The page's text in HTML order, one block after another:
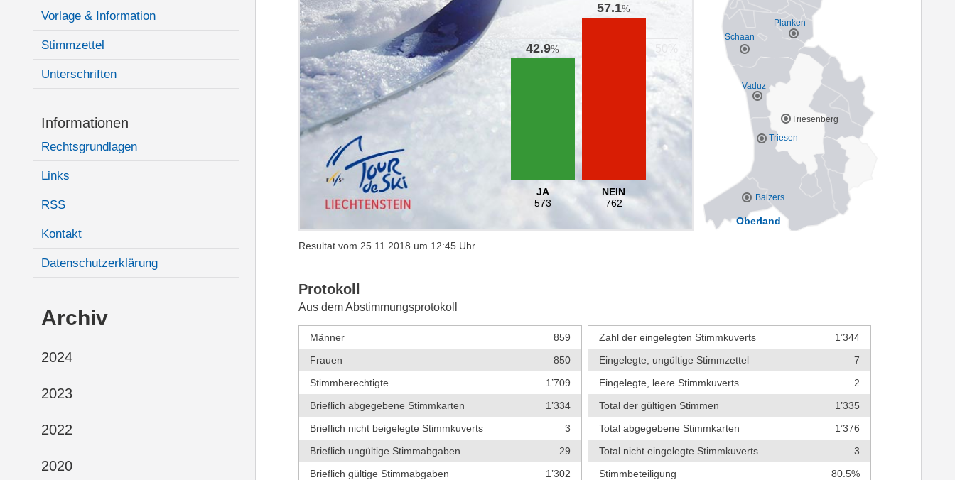
Vorlage & Information
Stimmzettel
Unterschriften
Informationen
Rechtsgrundlagen
Links
RSS
Kontakt
Datenschutzerklärung
Archiv
2024
2023
2022
2020
Vaduz
Balzers
Planken
Schaan
Triesen
Triesenberg
Oberland
42.9%
JA
573
57.1%
NEIN
762
Resultat vom 25.11.2018 um 12:45 Uhr
Protokoll
Aus dem Abstimmungsprotokoll
Männer
859
Frauen
850
Stimmberechtigte
1’709
Brieflich abgegebene Stimmkarten
1’334
Brieflich nicht beigelegte Stimmkuverts
3
Brieflich ungültige Stimmabgaben
29
Brieflich gültige Stimmabgaben
1’302
Zahl der eingelegten Stimmkuverts
1’344
Eingelegte, ungültige Stimmzettel
7
Eingelegte, leere Stimmkuverts
2
Total der gültigen Stimmen
1’335
Total abgegebene Stimmkarten
1’376
Total nicht eingelegte Stimmkuverts
3
Stimmbeteiligung
80.5%